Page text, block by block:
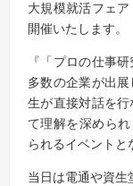
大規模就活フェ
開催いたします。
『「プロの仕事
多数の企業が出
生が直接対話を
て理解を深めら
られるイベントと
当日は電通や資生